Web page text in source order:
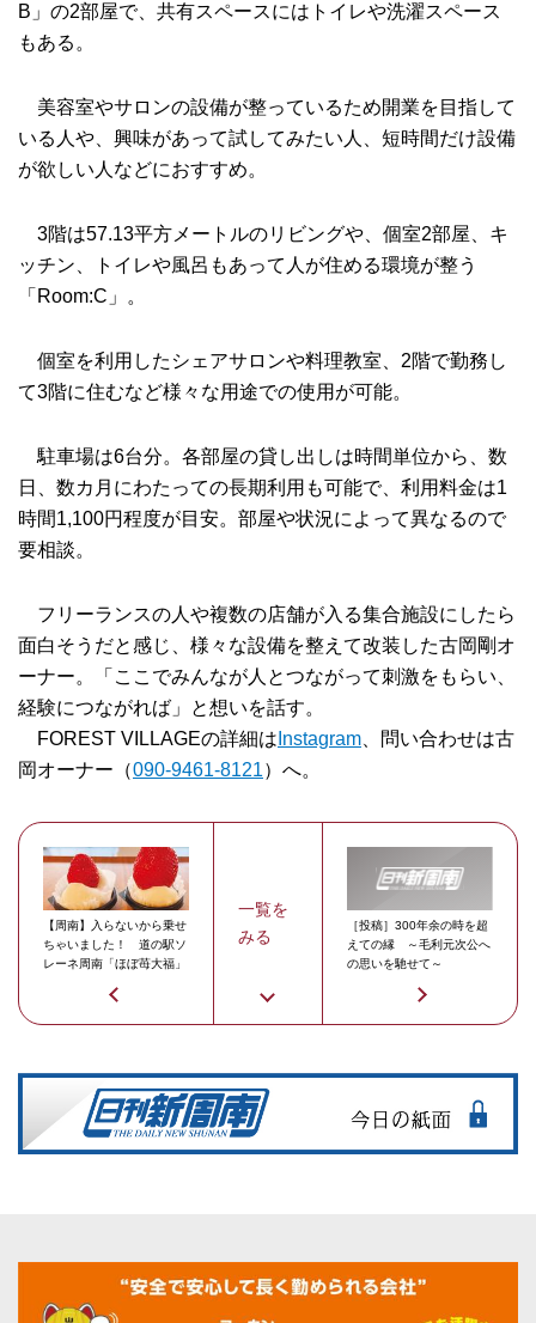
B」の2部屋で、共有スペースにはトイレや洗濯スペース
もある。
美容室やサロンの設備が整っているため開業を目指して
いる人や、興味があって試してみたい人、短時間だけ設備
が欲しい人などにおすすめ。
3階は57.13平方メートルのリビングや、個室2部屋、キ
ッチン、トイレや風呂もあって人が住める環境が整う
「Room:C」。
個室を利用したシェアサロンや料理教室、2階で勤務し
て3階に住むなど様々な用途での使用が可能。
駐車場は6台分。各部屋の貸し出しは時間単位から、数
日、数カ月にわたっての長期利用も可能で、利用料金は1
時間1,100円程度が目安。部屋や状況によって異なるので
要相談。
フリーランスの人や複数の店舗が入る集合施設にしたら
面白そうだと感じ、様々な設備を整えて改装した古岡剛オ
ーナー。「ここでみんなが人とつながって刺激をもらい、
経験につながれば」と想いを話す。
FOREST VILLAGEの詳細は Instagram 、問い合わせは古
岡オーナー（090-9461-8121）へ。
【周南】入らないから乗せ
ちゃいました！ 道の駅ソ
レーネ周南「ほぼ苺大福」
一覧を
みる
［投稿］300年余の時を超
えての縁 ～毛利元次公へ
の思いを馳せて～